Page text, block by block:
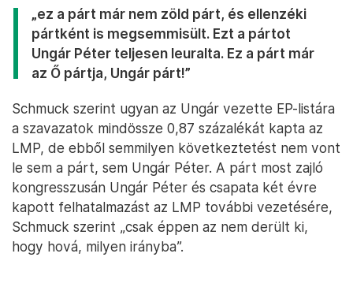
„ez a párt már nem zöld párt, és ellenzéki
pártként is megsemmisült. Ezt a pártot
Ungár Péter teljesen leuralta. Ez a párt már
az Ő pártja, Ungár párt!”
Schmuck szerint ugyan az Ungár vezette EP-listára
a szavazatok mindössze 0,87 százalékát kapta az
LMP, de ebből semmilyen következtetést nem vont
le sem a párt, sem Ungár Péter. A párt most zajló
kongresszusán Ungár Péter és csapata két évre
kapott felhatalmazást az LMP további vezetésére,
Schmuck szerint „csak éppen az nem derült ki,
hogy hová, milyen irányba”.